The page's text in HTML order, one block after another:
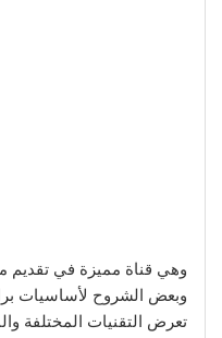
وهي قناة مميزة في تقديم
وبعض الشروح لأساسيات
تعرض التقنيات المختلفة